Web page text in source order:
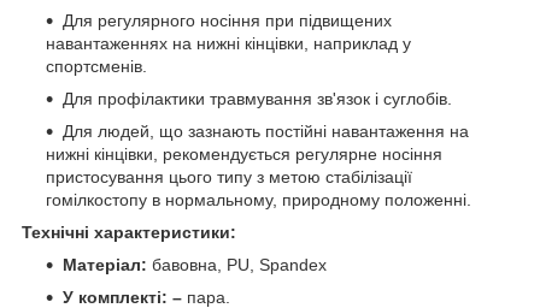
Для регулярного носіння при підвищених
навантаженнях на нижні кінцівки, наприклад у
спортсменів.
Для профілактики травмування зв'язок і суглобів.
Для людей, що зазнають постійні навантаження на
нижні кінцівки, рекомендується регулярне носіння
пристосування цього типу з метою стабілізації
гомілкостопу в нормальному, природному положенні.
Технічні характеристики:
Матеріал: бавовна, PU, Spandex
У комплекті: – пара.